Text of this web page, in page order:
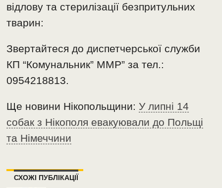
відлову та стерилізації безпритульних
тварин:
Звертайтеся до диспетчерської служби
КП “Комунальник” ММР” за тел.:
0954218813.
Ще новини Нікопольщини:У липні 14
собак з Нікополя евакуювали до Польщі
та Німеччини
СХОЖІ ПУБЛІКАЦІЇ